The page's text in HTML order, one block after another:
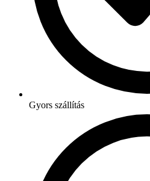
Gyors szállítás